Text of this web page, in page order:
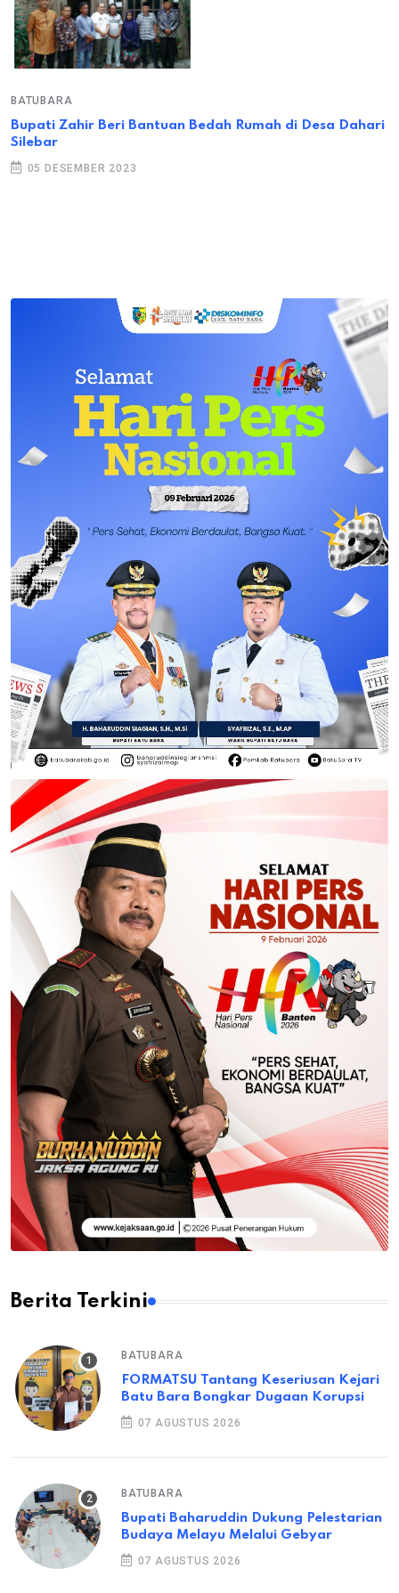
BATUBARA
Bupati Zahir Beri Bantuan Bedah Rumah di Desa Dahari
Silebar
05 DESEMBER 2023
Berita Terkini
BATUBARA
FORMATSU Tantang Keseriusan Kejari
Batu Bara Bongkar Dugaan Korupsi
07 AGUSTUS 2026
BATUBARA
Bupati Baharuddin Dukung Pelestarian
Budaya Melayu Melalui Gebyar
07 AGUSTUS 2026